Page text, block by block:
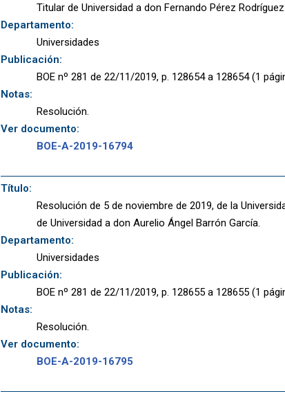
Titular de Universidad a don Fernando Pérez Rodríguez.
Departamento:
Universidades
Publicación:
BOE nº 281 de 22/11/2019, p. 128654 a 128654 (1
Notas:
Resolución.
Ver documento:
BOE-A-2019-16794
Título:
Resolución de 5 de noviembre de 2019, de la
de Universidad a don Aurelio Ángel Barrón García.
Departamento:
Universidades
Publicación:
BOE nº 281 de 22/11/2019, p. 128655 a 128655 (1
Notas:
Resolución.
Ver documento:
BOE-A-2019-16795